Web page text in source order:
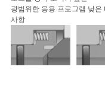
광범위한 응용 프로그램 낮
사항